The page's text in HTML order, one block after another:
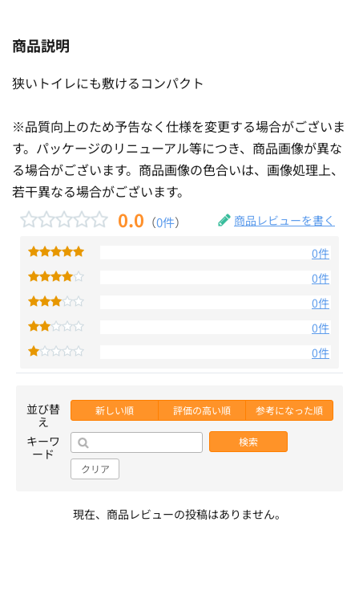
商品説明
狭いトイレにも敷けるコンパクト
※品質向上のため予告なく仕様を変更する場合がございま
す。パッケージのリニューアル等につき、商品画像が異な
る場合がございます。商品画像の色合いは、画像処理上、
若干異なる場合がございます。
0.0 （0件） 商品レビューを書く
0件
0件
0件
0件
0件
並び替
え
新しい順 評価の高い順 参考になった順
キーワ
ード
検索
クリア
現在、商品レビューの投稿はありません。